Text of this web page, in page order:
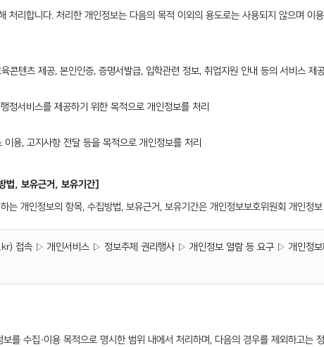
처리합니다. 처리한 개인정보는 다음의 목적 이외의 용도로는 사용되지 않으며 이
콘텐츠 제공, 본인인증, 증명서발급, 입학관련 정보, 취업지원 안내 등의 서비스 제
정서비스를 제공하기 위한 목적으로 개인정보를 처리
용, 고지사항 전달 등을 목적으로 개인정보를 처리
법, 보유근거, 보유기간]
는 개인정보의 항목, 수집방법, 보유근거, 보유기간은 개인정보보호위원회 개인정
) 접속 ▷ 개인서비스 ▷ 정보주체 권리행사 ▷ 개인정보 열람 등 요구 ▷ 개인정보
를 수집·이용 목적으로 명시한 범위 내에서 처리하며, 다음의 경우를 제외하고는